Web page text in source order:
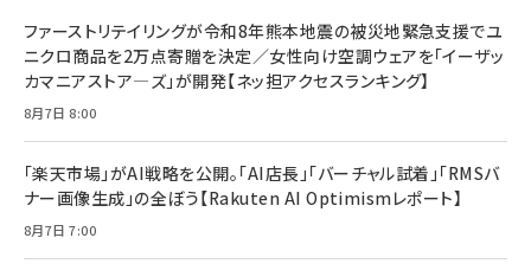
ファーストリテイリングが令和8年熊本地震の被災地緊急支援でユ
ニクロ商品を2万点寄贈を決定／女性向け空調ウェアを「イーザッ
カマニアストア―ズ」が開発【ネッ担アクセスランキング】
8月7日 8:00
「楽天市場」がAI戦略を公開。「AI店長」「バーチャル試着」「RMSバ
ナー画像生成」の全ぼう【Rakuten AI Optimismレポート】
8月7日 7:00